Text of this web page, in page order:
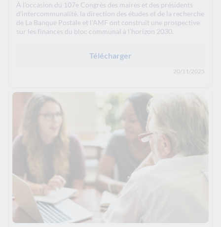
À l’occasion du 107e Congrès des maires et des présidents
d’intercommunalité, la direction des études et de la recherche
de La Banque Postale et l’AMF ont construit une prospective
sur les finances du bloc communal à l’horizon 2030.
Télécharger
20/11/2025